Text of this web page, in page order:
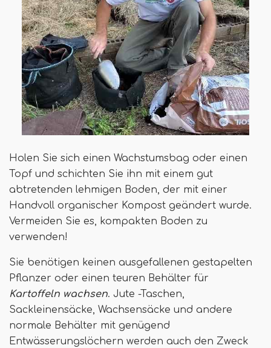
Holen Sie sich einen Wachstumsbag oder einen
Topf und schichten Sie ihn mit einem gut
abtretenden lehmigen Boden, der mit einer
Handvoll organischer Kompost geändert wurde.
Vermeiden Sie es, kompakten Boden zu
verwenden!
Sie benötigen keinen ausgefallenen gestapelten
Pflanzer oder einen teuren Behälter für
Kartoffeln wachsen. Jute -Taschen,
Sackleinensäcke, Wachsensäcke und andere
normale Behälter mit genügend
Entwässerungslöchern werden auch den Zweck